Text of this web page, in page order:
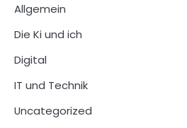
Allgemein
Die Ki und ich
Digital
IT und Technik
Uncategorized